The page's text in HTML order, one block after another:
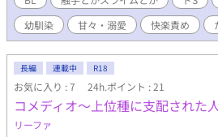
幼馴染
甘々・溺愛 快楽責め
長編 連載中 R18
お気に入り : 7 24h.ポイント : 21
コメディオ〜上位種に支配された
リーファ